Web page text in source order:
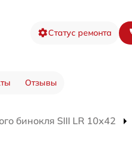
Статус ремонта
Отзывы
бинокля SIII LR 10x42